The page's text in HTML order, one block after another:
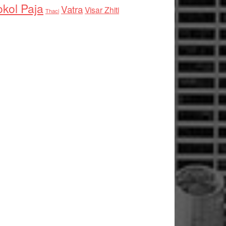
Paja Thaci VatraVisar Zhiti